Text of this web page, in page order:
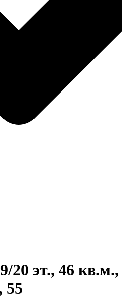
20 эт., 46
55